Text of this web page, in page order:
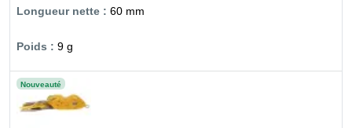
60 mm
9 g
Nouveauté